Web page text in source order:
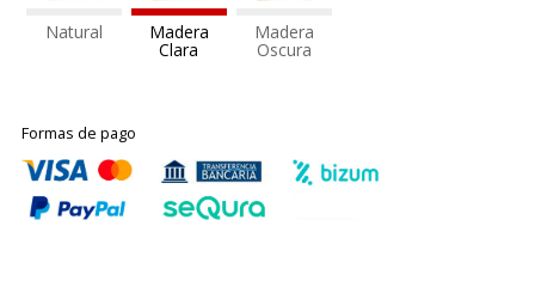
Natural Madera
Clara
Madera
Oscura
Formas de pago